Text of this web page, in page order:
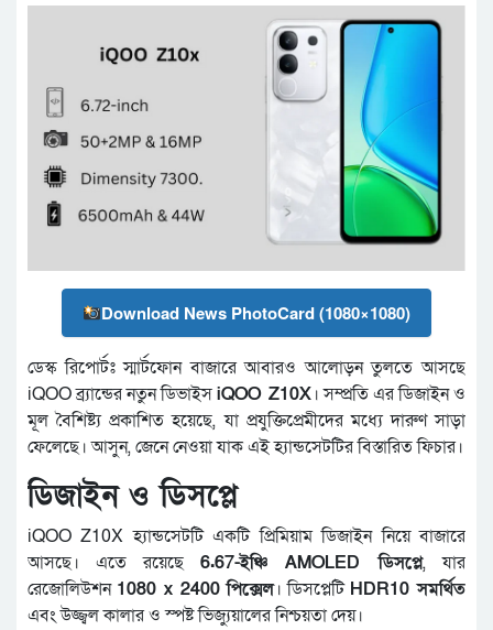
Download News PhotoCard (1080×1080)
ডেস্ক রিপোর্টঃ স্মার্টফোন বাজারে আবারও আলোড়ন তুলতে আসছে
iQOO ব্র্যান্ডের নতুন ডিভাইসiQOO Z10X। সম্প্রতি এর ডিজাইন ও
মূল বৈশিষ্ট্য প্রকাশিত হয়েছে, যা প্রযুক্তিপ্রেমীদের মধ্যে দারুণ সাড়া
ফেলেছে। আসুন, জেনে নেওয়া যাক এই হ্যান্ডসেটটির বিস্তারিত ফিচার।
ডিজাইন ও ডিসপ্লে
iQOO Z10X হ্যান্ডসেটটি একটি প্রিমিয়াম ডিজাইন নিয়ে বাজারে
আসছে। এতে রয়েছে 6.67-ইঞ্চি AMOLED ডিসপ্লে, যার
রেজোলিউশন 1080 x 2400 পিক্সেল। ডিসপ্লেটি HDR10 সমর্থিত
এবং উজ্জ্বল কালার ও স্পষ্ট ভিজ্যুয়ালের নিশ্চয়তা দেয়।